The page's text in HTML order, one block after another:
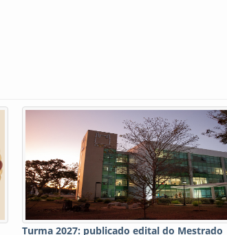
Turma 2027: publicado edital do Mestrado